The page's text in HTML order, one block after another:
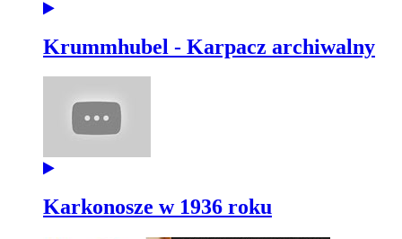
Krummhubel - Karpacz archiwalny
Karkonosze w 1936 roku